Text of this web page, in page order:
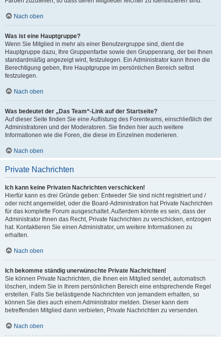
Nach oben
Was ist eine Hauptgruppe?
Wenn Sie Mitglied in mehr als einer Benutzergruppe sind, dient die
Hauptgruppe dazu, Ihre Gruppenfarbe sowie den Gruppenrang, der bei Ihnen
standardmäßig angezeigt wird, festzulegen. Ein Administrator kann Ihnen die
Berechtigung geben, Ihre Hauptgruppe im persönlichen Bereich selbst
festzulegen.
Nach oben
Was bedeutet der „Das Team“-Link auf der Startseite?
Auf dieser Seite finden Sie eine Auflistung des Forenteams, einschließlich der
Administratoren und der Moderatoren. Sie finden hier auch weitere
Informationen wie die Foren, die diese im Einzelnen moderieren.
Nach oben
Private Nachrichten
Ich kann keine Privaten Nachrichten verschicken!
Hierfür kann es drei Gründe geben: Entweder Sie sind nicht registriert und /
oder nicht angemeldet, oder die Board-Administration hat Private Nachrichten
für das komplette Forum ausgeschaltet. Außerdem könnte es sein, dass der
Administrator Ihnen das Recht, Private Nachrichten zu verschicken, entzogen
hat. Kontaktieren Sie einen Administrator, um weitere Informationen zu
erhalten.
Nach oben
Ich bekomme ständig unerwünschte Private Nachrichten!
Sie können Private Nachrichten, die Ihnen ein Mitglied sendet, automatisch
löschen, indem Sie in Ihrem persönlichen Bereich eine entsprechende Regel
erstellen. Falls Sie belästigende Nachrichten von jemandem erhalten, so
können Sie dies auch einem Administrator melden. Dieser kann dem
betreffenden Mitglied dann verbieten, Private Nachrichten zu versenden.
Nach oben